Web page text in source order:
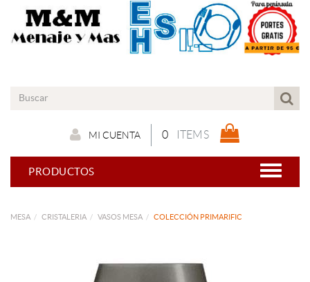
0 ITEMS
MI CUENTA
PRODUCTOS
MESA CRISTALERIA VASOS MESA COLECCIÓN PRIMARIFIC